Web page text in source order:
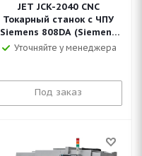
JET JCK-2040 CNC
Токарный станок с ЧПУ
Siemens 808DA (Siemens
828D, Fanuc 0i)
Уточняйте у менеджера
Под заказ